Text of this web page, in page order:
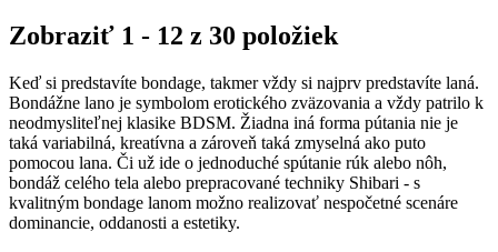
Zobraziť 1 - 12 z 30 položiek
Keď si predstavíte bondage, takmer vždy si najprv predstavíte laná.
Bondážne lano je symbolom erotického zväzovania a vždy patrilo k
neodmysliteľnej klasike BDSM. Žiadna iná forma pútania nie je
taká variabilná, kreatívna a zároveň taká zmyselná ako puto
pomocou lana. Či už ide o jednoduché spútanie rúk alebo nôh,
bondáž celého tela alebo prepracované techniky Shibari - s
kvalitným bondage lanom možno realizovať nespočetné scenáre
dominancie, oddanosti a estetiky.